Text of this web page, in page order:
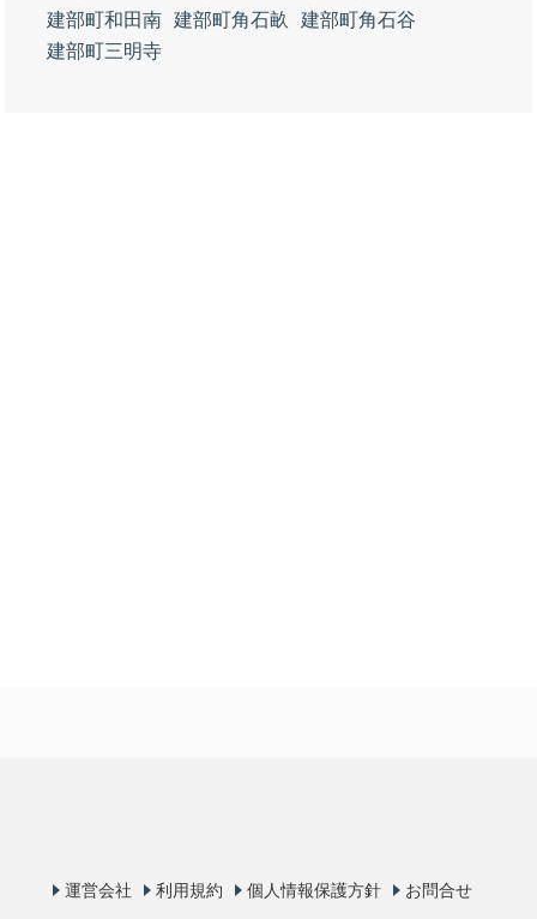
建部町和田南 建部町角石畝
建部町角石谷
建部町三明寺
運営会社 利用規約 個人情報保護方針 お問合せ